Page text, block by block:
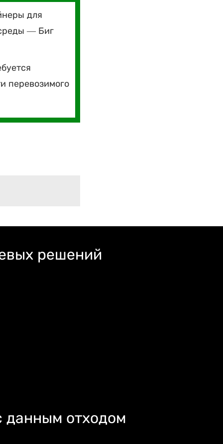
для
— Биг
перевозимого
решений
отходом